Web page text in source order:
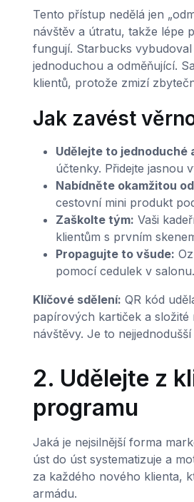
Tento přístup nedělá jen
návštěv a útratu, takže lépe
fungují. Starbucks
jednoduchou a odměňující.
klientů, protože zmizí
Jak zavést
Udělejte to jednoduché
účtenky. Přidejte jasnou
Nabídněte okamžitou
cestovní mini produkt
Zaškolte tým: Vaši
klientům s prvním
Propagujte to všude:
pomocí cedulek v
Klíčové sdělení: QR kód
papírových kartiček a složité
návštěvy. Je to
2. Udělejte z
programu
Jaká je nejsilnější forma
úst do úst systematizuje a
za každého nového klienta,
armádu.